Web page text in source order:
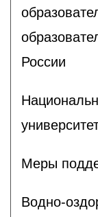
России
Меры
Водно-